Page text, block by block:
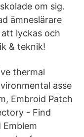
om sig.
ämneslärare
lyckas och
& teknik!
thermal
asse
Embroid Patch
- Find